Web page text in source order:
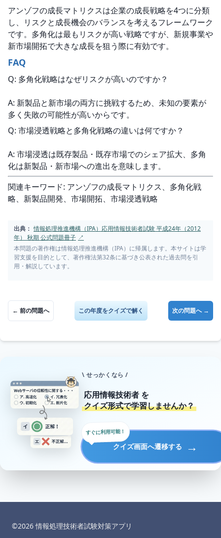
アンゾフの成長マトリクスは企業の成長戦略を4つに分類
し、リスクと成長機会のバランスを考えるフレームワーク
です。多角化は最もリスクが高い戦略ですが、新規事業や
新市場開拓で大きな成長を狙う際に有効です。
FAQ
Q: 多角化戦略はなぜリスクが高いのですか？
A: 新製品と新市場の両方に挑戦するため、未知の要素が
多く失敗の可能性が高いからです。
Q: 市場浸透戦略と多角化戦略の違いは何ですか？
A: 市場浸透は既存製品・既存市場でのシェア拡大、多角
化は新製品・新市場への進出を意味します。
関連キーワード: アンゾフの成長マトリクス、多角化戦
略、新製品開発、市場開拓、市場浸透戦略
出典： 情報処理推進機構（IPA）応用情報技術者試験 平成24年（2012
年） 秋期 公式問題冊子 ↗
本問題の著作権は情報処理推進機構（IPA）に帰属します。本サイトは学
習支援を目的として、著作権法第32条に基づき公表された過去問を引
用・解説しています。
← 前の問題へ この年度をクイズで解く 次の問題へ →
\ せっかくなら /
応用情報技術者 を
クイズ形式で学習しませんか？
クイズ画面へ遷移する →
すぐに利用可能！
©︎2026情報処理技術者試験対策アプリ